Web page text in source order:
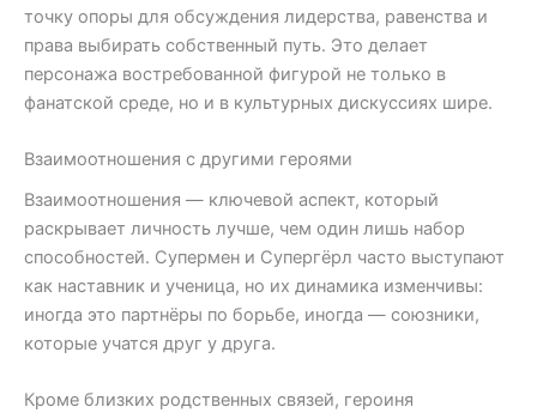
точку опоры для обсуждения лидерства, равенства и
права выбирать собственный путь. Это делает
персонажа востребованной фигурой не только в
фанатской среде, но и в культурных дискуссиях шире.
Взаимоотношения с другими героями
Взаимоотношения — ключевой аспект, который
раскрывает личность лучше, чем один лишь набор
способностей. Супермен и Супергёрл часто выступают
как наставник и ученица, но их динамика изменчивы:
иногда это партнёры по борьбе, иногда — союзники,
которые учатся друг у друга.
Кроме близких родственных связей, героиня